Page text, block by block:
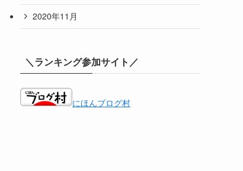
2020年11月
＼ランキング参加サイト／
にほんブログ村